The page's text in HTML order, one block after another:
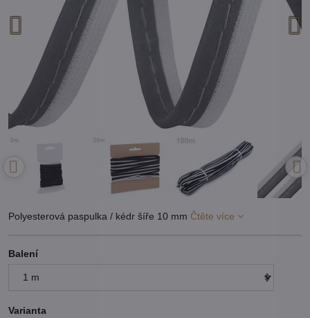
Polyesterová paspulka / kédr šíře 10 mm Čtěte více
Balení
Varianta